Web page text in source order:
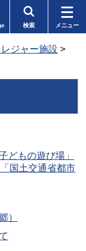
検索 メニュー
ジャー施設 >
どもの遊び場」
国土交通省都市
）